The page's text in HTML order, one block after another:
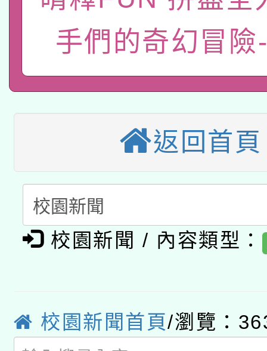
薪期間赴陸應申請許可
轉知經濟部水利署委託
業技術研究院辦理「
用水績優單位及節水達
115年8月22日(星期六
本校115學年度第2次
招甄選結果公告(無人
適應運動共學行動站研
本館辦理115年度閱讀
暨閱讀推動專業研習
科技賦能─人工智慧
礎課程
A3數位素養講師名單
「數位內容與教學軟
薪期間赴陸應申請許可
業技術研究院辦理「
115年8月22日(星期六
手們的奇幻冒險
返回首頁
校園新聞 / 內容類型：
校園新聞首頁/瀏覽：